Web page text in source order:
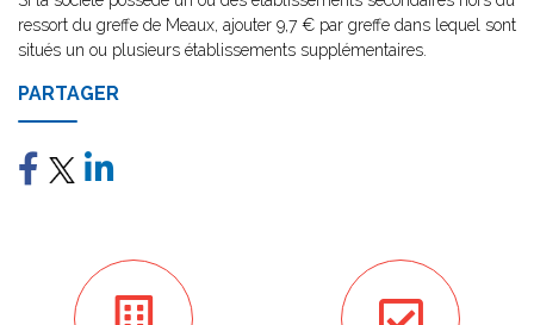
ressort du greffe de Meaux, ajouter 9,7 € par greffe dans lequel sont
situés un ou plusieurs établissements supplémentaires.
PARTAGER